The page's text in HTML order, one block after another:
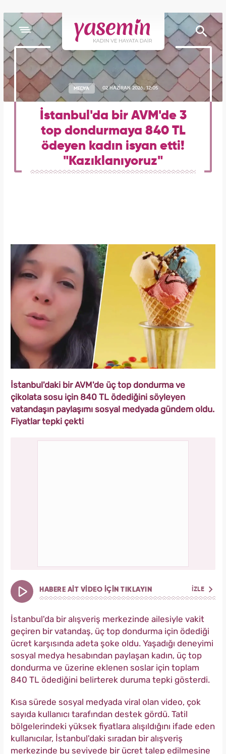
MEDYA 02 HAZİRAN 2026, 12:05
İstanbul'da bir AVM'de 3
top dondurmaya 840 TL
ödeyen kadın isyan etti!
"Kazıklanıyoruz"
İstanbul'daki bir AVM'de üç top dondurma ve
çikolata sosu için 840 TL ödediğini söyleyen
vatandaşın paylaşımı sosyal medyada gündem oldu.
Fiyatlar tepki çekti
HABERE AİT VİDEO İÇİN TIKLAYIN İZLE
İstanbul'da bir alışveriş merkezinde ailesiyle vakit
geçiren bir vatandaş, üç top dondurma için ödediği
ücret karşısında adeta şoke oldu. Yaşadığı deneyimi
sosyal medya hesabından paylaşan kadın, üç top
dondurma ve üzerine eklenen soslar için toplam
840 TL ödediğini belirterek duruma tepki gösterdi.
Kısa sürede sosyal medyada viral olan video, çok
sayıda kullanıcı tarafından destek gördü. Tatil
bölgelerindeki yüksek fiyatlara alışıldığını ifade eden
kullanıcılar, İstanbul'daki sıradan bir alışveriş
merkezinde bu seviyede bir ücret talep edilmesine